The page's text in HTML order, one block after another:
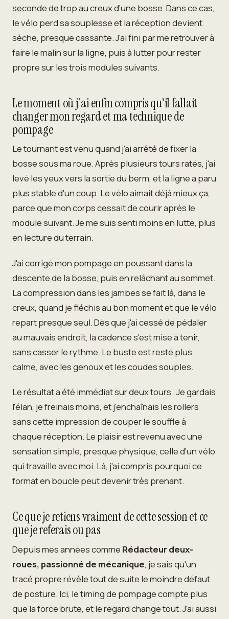
seconde de trop au creux d'une bosse. Dans ce cas,
le vélo perd sa souplesse et la réception devient
sèche, presque cassante. J'ai fini par me retrouver à
faire le malin sur la ligne, puis à lutter pour rester
propre sur les trois modules suivants.
Le moment où j'ai enfin compris qu'il fallait
changer mon regard et ma technique de
pompage
Le tournant est venu quand j'ai arrêté de fixer la
bosse sous ma roue. Après plusieurs tours ratés, j'ai
levé les yeux vers la sortie du berm, et la ligne a paru
plus stable d'un coup. Le vélo aimait déjà mieux ça,
parce que mon corps cessait de courir après le
module suivant. Je me suis senti moins en lutte, plus
en lecture du terrain.
J'ai corrigé mon pompage en poussant dans la
descente de la bosse, puis en relâchant au sommet.
La compression dans les jambes se fait là, dans le
creux, quand je fléchis au bon moment et que le vélo
repart presque seul. Dès que j'ai cessé de pédaler
au mauvais endroit, la cadence s'est mise à tenir,
sans casser le rythme. Le buste est resté plus
calme, avec les genoux et les coudes souples.
Le résultat a été immédiat sur deux tours . Je gardais
l'élan, je freinais moins, et j'enchaînais les rollers
sans cette impression de couper le souffle à
chaque réception. Le plaisir est revenu avec une
sensation simple, presque physique, celle d'un vélo
qui travaille avec moi. Là, j'ai compris pourquoi ce
format en boucle peut devenir très prenant.
Ce que je retiens vraiment de cette session et ce
que je referais ou pas
Depuis mes années comme Rédacteur deux-
roues, passionné de mécanique, je sais qu'un
tracé propre révèle tout de suite le moindre défaut
de posture. Ici, le timing de pompage compte plus
que la force brute, et le regard change tout. J'ai aussi